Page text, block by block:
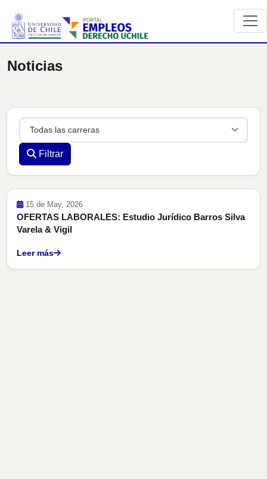
Noticias
Carrera
Filtrar
Ofertas
15 de May, 2026
OFERTAS LABORALES: Estudio Jurídico Barros Silva
Varela & Vigil
Leer más